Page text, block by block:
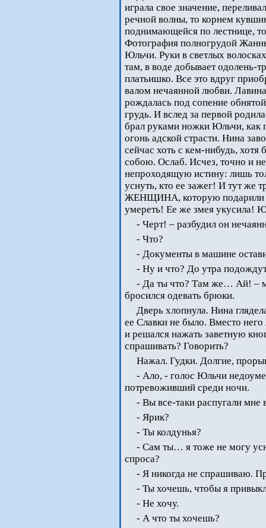
играла свое значение,
речной волны, то корнем
поднимающейся по лестнице,
Фотография полногрудой
Юльчи. Руки в светлых
там, в воде добывает одолень-
платьишко. Все это вдруг
валом нечаянной любви.
рождалась под сопение
грудь. И вслед за первой
брал руками ножки Юльчи,
огонь адской страсти. Нина
сейчас хоть с кем-нибудь,
собою. Ослаб. Исчез, точно и
непроходящую истину: лишь
уснуть, кто ее зажег! И тут же
ЖЕНЩИНА, которую подарили
умереть! Ее же змея укусила!
- Черт! – разбудил он
- Что?
- Документы в машине
- Ну и что? До утра
- Да ты что? Там же… Ай! –
бросился одевать брюки.
Дверь хлопнула. Нина
ее Славки не было. Вместо
и решался нажать заветную
спрашивать? Говорить?
Нажал. Гудки. Долгие,
- Ало, - голос Юльчи
потревоживший среди ночи.
- Вы все-таки распугали
- Ярик?
- Ты колдунья?
- Сам ты… я тоже не могу
спроса?
- Я никогда не спрашиваю.
- Ты хочешь, чтобы я
- Не хочу.
- А что ты хочешь?